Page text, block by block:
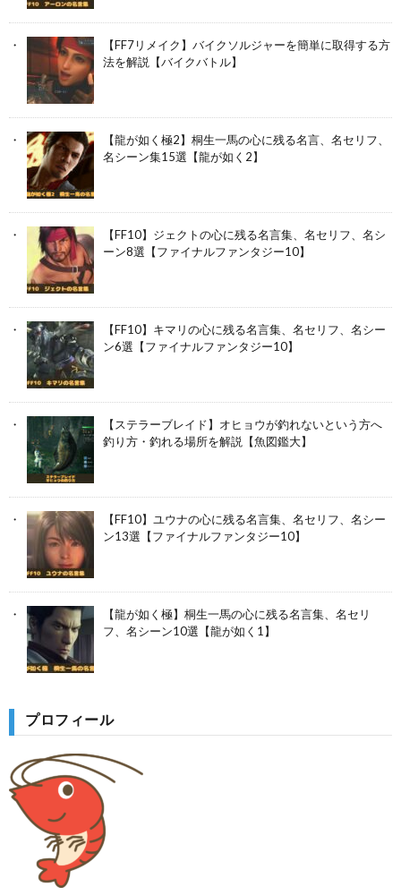
【FF7リメイク】バイクソルジャーを簡単に取得する方
法を解説【バイクバトル】
【龍が如く極2】桐生一馬の心に残る名言、名セリフ、
名シーン集15選【龍が如く2】
【FF10】ジェクトの心に残る名言集、名セリフ、名シ
ーン8選【ファイナルファンタジー10】
【FF10】キマリの心に残る名言集、名セリフ、名シー
ン6選【ファイナルファンタジー10】
【ステラーブレイド】オヒョウが釣れないという方へ
釣り方・釣れる場所を解説【魚図鑑大】
【FF10】ユウナの心に残る名言集、名セリフ、名シー
ン13選【ファイナルファンタジー10】
【龍が如く極】桐生一馬の心に残る名言集、名セリ
フ、名シーン10選【龍が如く1】
プロフィール